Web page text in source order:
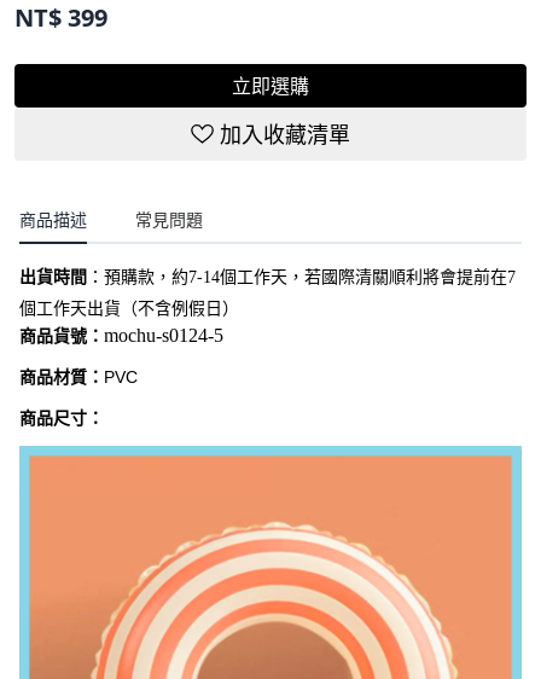
NT$399
立即選購
加入收藏清單
商品描述 常見問題
出貨時間 ： 預購款，約7-14個工作天，若國際清關順利將會提前在7
個工作天出貨（不含例假日）
商品貨號： mochu-s0124-5
商品材質： PVC
商品尺寸：